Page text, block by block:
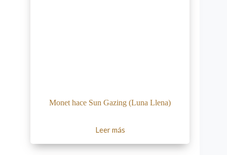
Monet hace Sun Gazing (Luna Llena)
Leer más